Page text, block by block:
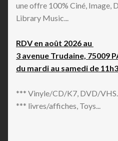
une offre 100% Ciné, Image,
Library Music...
RDV en août 2026 au
3 avenue Trudaine, 75009
du mardi au samedi de
*** Vinyle/CD/K7, DVD/
*** livres/affiches, Toys...